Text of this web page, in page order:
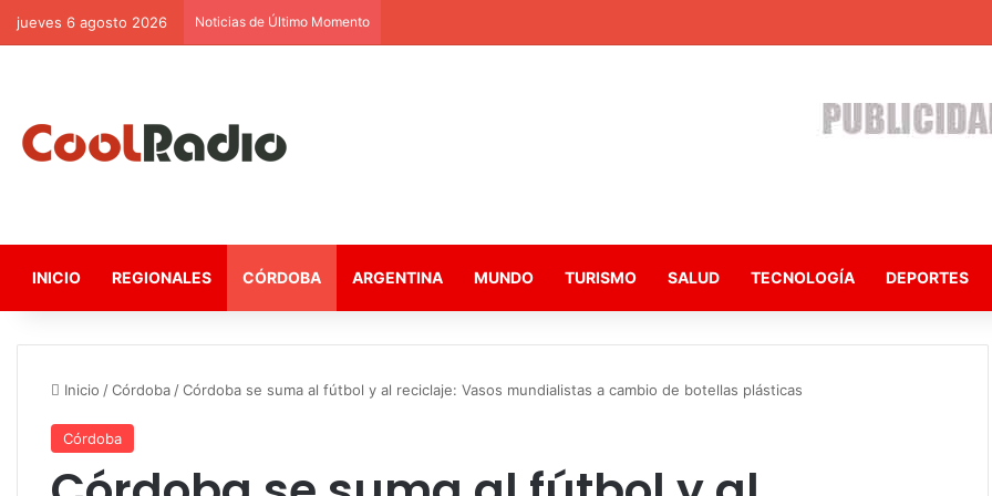
jueves 6 agosto 2026 Noticias de Último Momento
INICIO REGIONALES CÓRDOBA ARGENTINA MUNDO TURISMO SALUD TECNOLOGÍA DEPORTES
Inicio /Córdoba /Córdoba se suma al fútbol y al reciclaje: Vasos mundialistas a cambio de botellas plásticas
Córdoba